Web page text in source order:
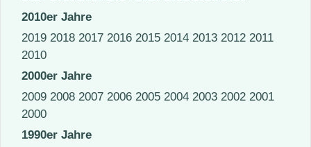
2010er Jahre
2019 2018 2017 2016 2015 2014 2013 2012 2011
2010
2000er Jahre
2009 2008 2007 2006 2005 2004 2003 2002 2001
2000
1990er Jahre